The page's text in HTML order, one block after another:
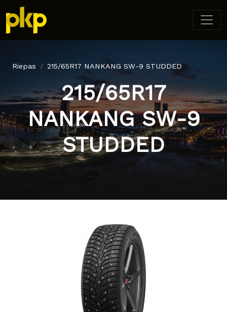
Riepas 215/65R17 NANKANG SW-9 STUDDED
215/65R17
NANKANG SW-9
STUDDED